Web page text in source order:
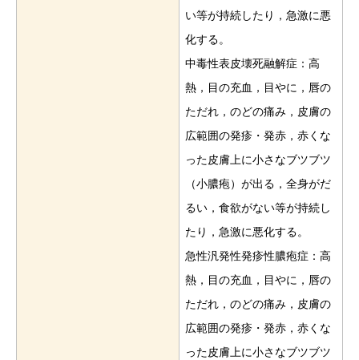
い等が持続したり，急激に悪
化する。
中毒性表皮壊死融解症：高
熱，目の充血，目やに，唇の
ただれ，のどの痛み，皮膚の
広範囲の発疹・発赤，赤くな
った皮膚上に小さなブツブツ
（小膿疱）が出る，全身がだ
るい，食欲がない等が持続し
たり，急激に悪化する。
急性汎発性発疹性膿疱症：高
熱，目の充血，目やに，唇の
ただれ，のどの痛み，皮膚の
広範囲の発疹・発赤，赤くな
った皮膚上に小さなブツブツ